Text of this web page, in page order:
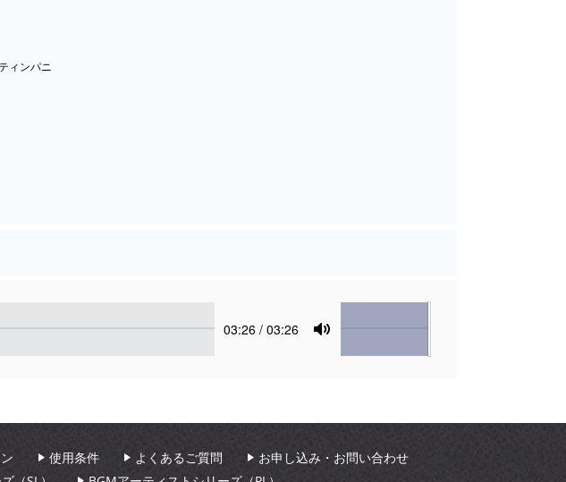
ィンパニ
Current
03:26 / 03:26
Mute
Volume
使用条件 よくあるご質問
お申し込み・お問い合わせ